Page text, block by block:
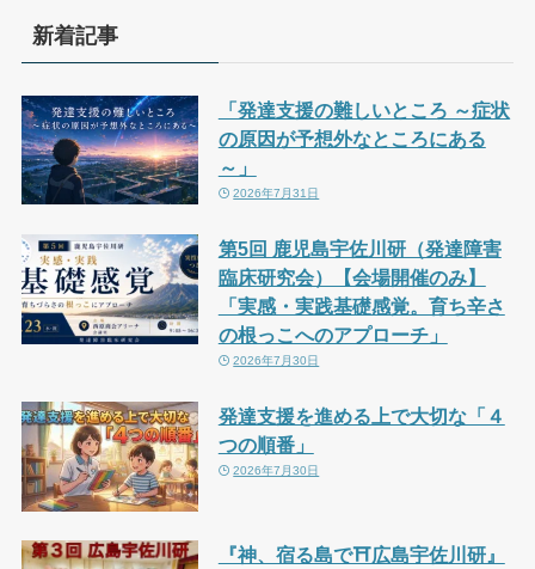
新着記事
「発達支援の難しいところ ～症状
の原因が予想外なところにある
～」
2026年7月31日
第5回 鹿児島宇佐川研（発達障害
臨床研究会）【会場開催のみ】
「実感・実践基礎感覚。育ち辛さ
の根っこへのアプローチ」
2026年7月30日
発達支援を進める上で大切な「４
つの順番」
2026年7月30日
『神、宿る島で⛩広島宇佐川研』